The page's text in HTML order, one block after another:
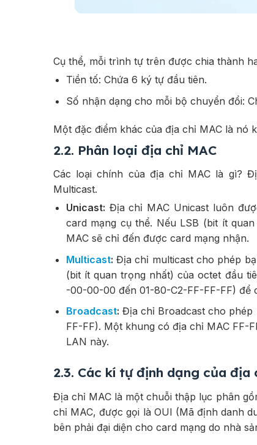
Cụ thể, mỗi trình tự trên được chia thành
Tiền tố: Chứa 6 ký tự đầu tiên.
Số nhận dạng cho mỗi bộ chuyển đổi:
Một đặc điểm khác của địa chỉ MAC là nó
2.2. Phân loại địa chỉ MAC
Các loại chính của địa chỉ MAC là gì?
Multicast.
Unicast: Địa chỉ MAC Unicast luôn
card mạng cụ thể. Nếu LSB (bit ít
MAC sẽ chỉ đến được card mạng nhận.
Multicast: Địa chỉ multicast cho phép
(bit ít quan trọng nhất) của octet đầu
-00-00-00 đến 01-80-C2-FF-FF-FF) để
Broadcast: Địa chỉ Broadcast cho phép
FF-FF). Một khung có địa chỉ MAC FF-
LAN này.
2.3. Các kí tự định dạng của địa
Địa chỉ MAC là một chuỗi thập lục phân
chỉ MAC, được gọi là OUI (Mã định danh
bên phải đại diện cho card mạng do nhà